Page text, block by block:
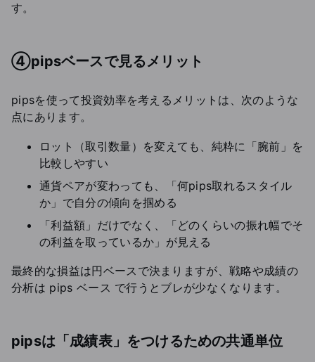
す。
④pipsベースで見るメリット
pipsを使って投資効率を考えるメリットは、次のような
点にあります。
ロット（取引数量）を変えても、純粋に「腕前」を
比較しやすい
通貨ペアが変わっても、「何pips取れるスタイル
か」で自分の傾向を掴める
「利益額」だけでなく、「どのくらいの振れ幅でそ
の利益を取っているか」が見える
最終的な損益は円ベースで決まりますが、戦略や成績の
分析は pips ベース で行うとブレが少なくなります。
pipsは「成績表」をつけるための共通単位